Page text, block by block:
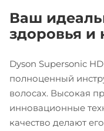
Ваш
здоровья и
Dyson Supersonic
полноценный
волосах. Высокая
инновационные
качество делают